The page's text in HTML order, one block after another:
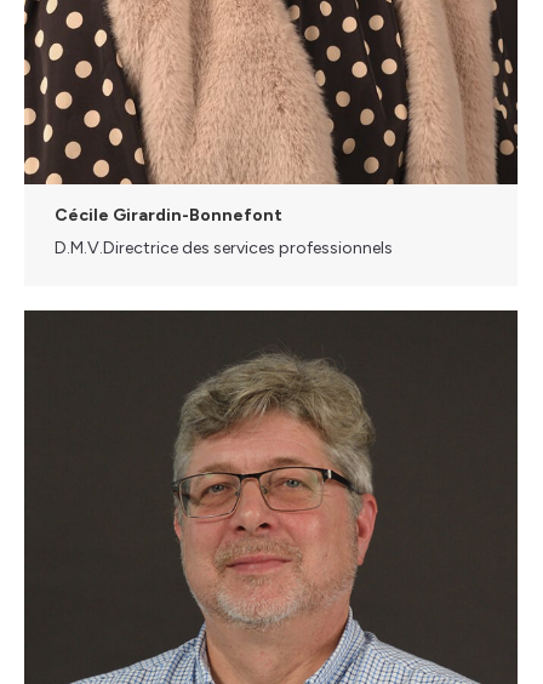
Cécile Girardin-Bonnefont
D.M.V.Directrice des services professionnels